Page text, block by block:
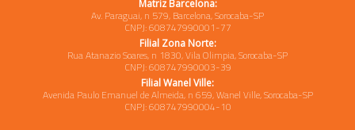
Matriz Barcelona:
Av. Paraguai, n 579, Barcelona, Sorocaba-SP
CNPJ: 608747990001-77
Filial Zona Norte:
Rua Atanazio Soares, n 1830, Vila Olimpia, Sorocaba-SP
CNPJ: 608747990003-39
Filial Wanel Ville:
Avenida Paulo Emanuel de Almeida, n 659, Wanel Ville, Sorocaba-SP
CNPJ: 608747990004-10